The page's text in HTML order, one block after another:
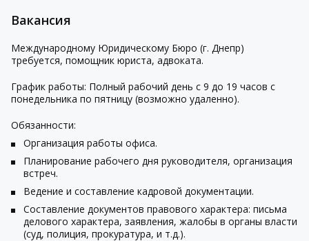
Вакансия
Международному Юридическому Бюро (г. Днепр)
требуется, помощник юриста, адвоката.
График работы: Полный рабочий день с 9 до 19 часов с
понедельника по пятницу (возможно удаленно).
Обязанности:
Организация работы офиса.
Планирование рабочего дня руководителя, организация
встреч.
Ведение и составление кадровой документации.
Составление документов правового характера: письма
делового характера, заявления, жалобы в органы власти
(суд, полиция, прокуратура, и т.д.).